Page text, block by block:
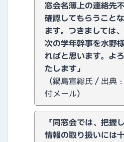
窓会名簿上の連絡先
確認してもらうこと
ます。つきましては
次の学年幹事を水野
ればと思います。よ
たします」
（鍋島宣総氏／出典
付メール）
「同窓会では、把握
情報の取り扱いには